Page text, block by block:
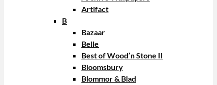
Artifact
B
Bazaar
Belle
Best of Wood’n Stone II
Bloomsbury
Blommor & Blad